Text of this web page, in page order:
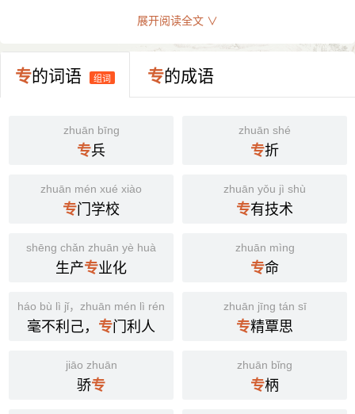
(2) 又如：专功(独占其功)；专道(独占道路)；专贵(独占尊
(3) 使专一；使集中 [concentrate]
其静也专，其动也直。——《易·系辞上》
(4) 又如：专必(专一不易)；专专(用心专一)；专愚(用心专一
而至不通事情)；专节(专一不变的节操)；专谨(专一谨慎)；
(5) 独裁，专擅，独断独行 [act without authorization]
主弱臣强，专制擅权。——《汉书》
疏物也。徐廣車服儀制曰。古者貴賤皆執笏。卽今手版也。
杜注左傳。珽、玉笏也。若今吏之持簿。蜀志。秦宓見廣漢
太守。以簿擊頰。裴松之曰。簿、手版也。六寸未聞。疑
上？二尺字。玉藻曰。笏度二尺有六寸。此法度也。故其字
雅。乃生女子。載弄之瓦。毛曰。瓦紡專也。糸部紡、䋞絲
也。䋞絲者、以專爲錘。廣韵曰。？紡錘是也。今專之俗字
作甎、塼。以專爲嫥壹之嫥。廣韵曰。擅也、單也、政也、
誠也、獨也、自是也。
展开阅读全文 ∨
专的词语 组词 专的成语
zhuān bīng
专兵
zhuān shé
专折
zhuān mén xué xiào
专门学校
zhuān yǒu jì shù
专有技术
shēng chǎn zhuān yè huà
生产专业化
zhuān mìng
专命
háo bù lì jǐ，zhuān mén lì rén
毫不利己， 专门利人
zhuān jīng tán sī
专精覃思
jiāo zhuān
骄专
zhuān bǐng
专柄